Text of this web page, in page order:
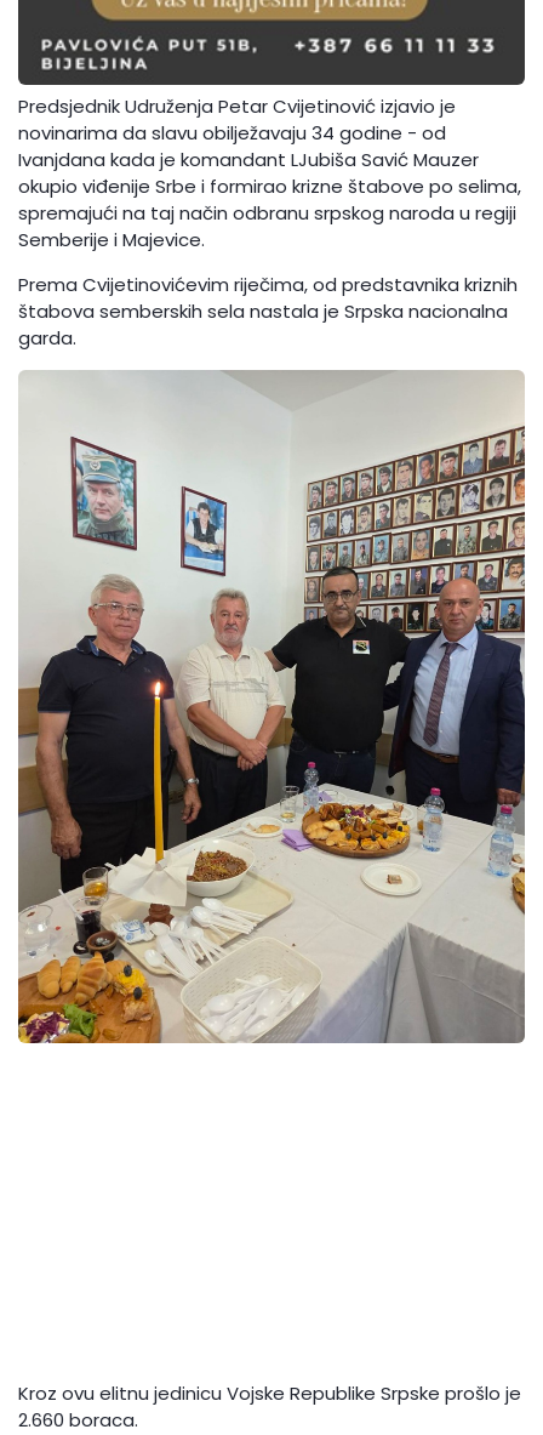
Predsjednik Udruženja Petar Cvijetinović izjavio je
novinarima da slavu obilježavaju 34 godine - od
Ivanjdana kada je komandant LJubiša Savić Mauzer
okupio viđenije Srbe i formirao krizne štabove po selima,
spremajući na taj način odbranu srpskog naroda u regiji
Semberije i Majevice.
Prema Cvijetinovićevim riječima, od predstavnika kriznih
štabova semberskih sela nastala je Srpska nacionalna
garda.
Kroz ovu elitnu jedinicu Vojske Republike Srpske prošlo je
2.660 boraca.